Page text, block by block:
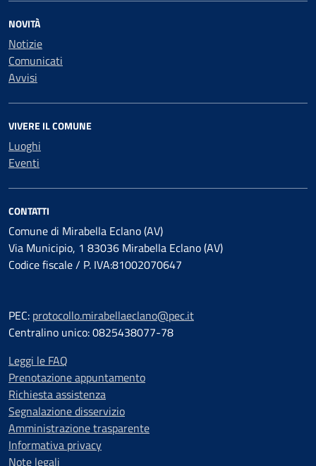
NOVITÀ
Notizie
Comunicati
Avvisi
VIVERE IL COMUNE
Luoghi
Eventi
CONTATTI
Comune di Mirabella Eclano (AV)
Via Municipio, 1 83036 Mirabella Eclano (AV)
Codice fiscale / P. IVA:81002070647
PEC: protocollo.mirabellaeclano@pec.it
Centralino unico: 0825438077-78
Leggi le FAQ
Prenotazione appuntamento
Richiesta assistenza
Segnalazione disservizio
Amministrazione trasparente
Informativa privacy
Note legali